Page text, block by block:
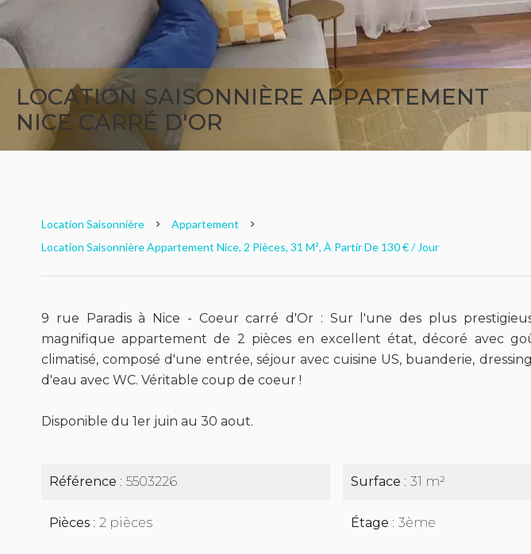
LOCATION SAISONNIÈRE APPARTEMENT
NICE CARRÉ D'OR
Location Saisonnière
Appartement
Location Saisonnière Appartement Nice, 2 Pièces, 31 M², À Partir De 130 € / Jour
9 rue Paradis à Nice - Coeur carré d'Or : Sur l'une des plus
magnifique appartement de 2 pièces en excellent état, décoré avec
climatisé, composé d'une entrée, séjour avec cuisine US, buanderie,
d'eau avec WC. Véritable coup de coeur !
Disponible du 1er juin au 30 aout.
Référence 5503226
Pièces 2 pièces
Surface 31 m²
Étage 3ème